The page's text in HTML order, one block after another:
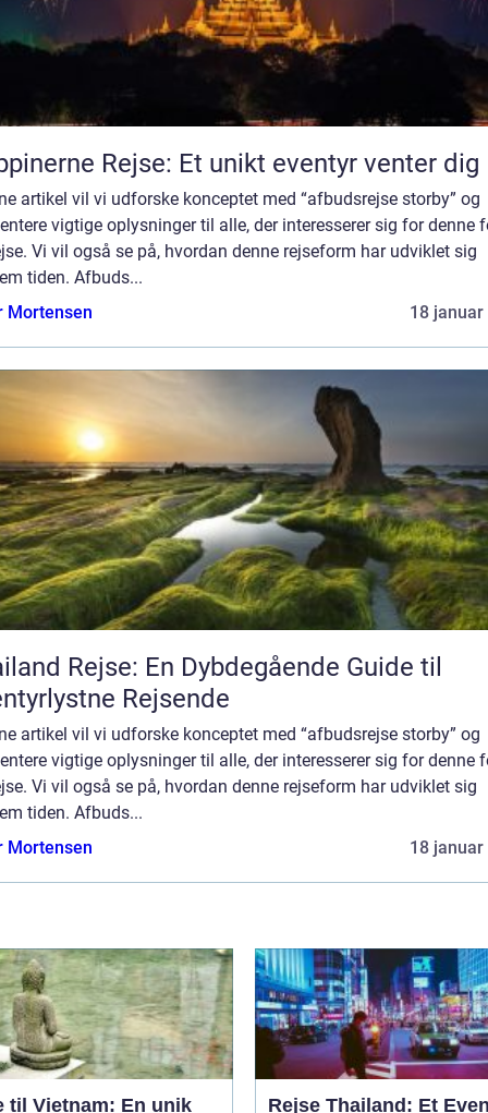
Rejse: Et unikt eventyr venter dig
artikel vil vi udforske konceptet med “afbudsrejse storby” og
vigtige oplysninger til alle, der interesserer sig for denne
Vi vil også se på, hvordan denne rejseform har udviklet sig
tiden. Afbuds...
Mortensen
18 januar
Rejse: En Dybdegående Guide til
Rejsende
artikel vil vi udforske konceptet med “afbudsrejse storby” og
vigtige oplysninger til alle, der interesserer sig for denne
Vi vil også se på, hvordan denne rejseform har udviklet sig
tiden. Afbuds...
Mortensen
18 januar
til Vietnam: En unik Rejse Thailand: Et